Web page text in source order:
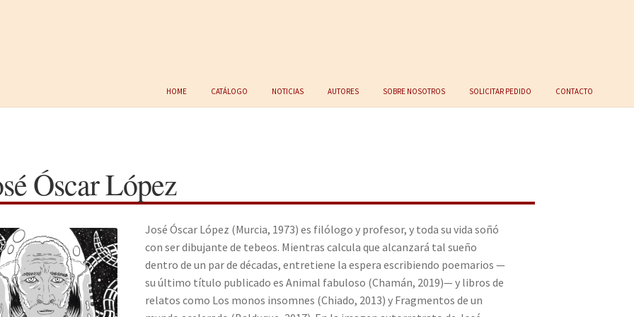
Home Catálogo Noticias Autores Sobre nosotros Solicitar Pedido Contacto
Óscar López
José Óscar López (Murcia, 1973) es filólogo y profesor, y toda su vida soñó
con ser dibujante de tebeos. Mientras calcula que alcanzará tal sueño
dentro de un par de décadas, entretiene la espera escribiendo poemarios —
su último título publicado es Animal fabuloso (Chamán, 2019)— y libros de
relatos como Los monos insomnes (Chiado, 2013) y Fragmentos de un